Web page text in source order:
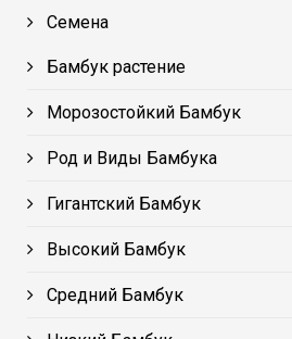
Семена
Бамбук растение
Морозостойкий Бамбук
Род и Виды Бамбука
Гигантский Бамбук
Высокий Бамбук
Средний Бамбук